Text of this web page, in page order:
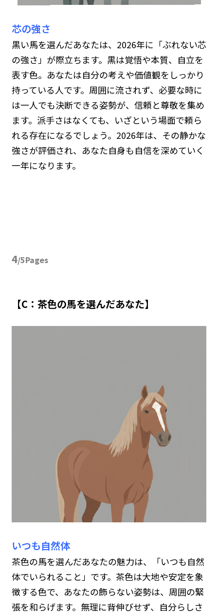
芯の強さ
黒い馬を選んだあなたは、2026年に「ぶれない芯
の強さ」が際立ちます。黒は覚悟や本質、自立を
表す色。あなたは自分の考えや価値観をしっかり
持っている人です。周囲に流されず、必要な時に
は一人でも決断できる姿勢が、信頼と尊敬を集め
ます。派手さはなくても、いざという場面で頼ら
れる存在になるでしょう。2026年は、その静かな
強さが評価され、あなた自身も自信を深めていく
一年になります。
4/5Pages
【C：茶色の馬を選んだあなた】
いつも自然体
茶色の馬を選んだあなたの魅力は、「いつも自然
体でいられること」です。茶色は大地や安定を象
徴する色で、あなたの飾らない姿勢は、周囲の緊
張を和らげます。無理に背伸びせず、自分らしさ